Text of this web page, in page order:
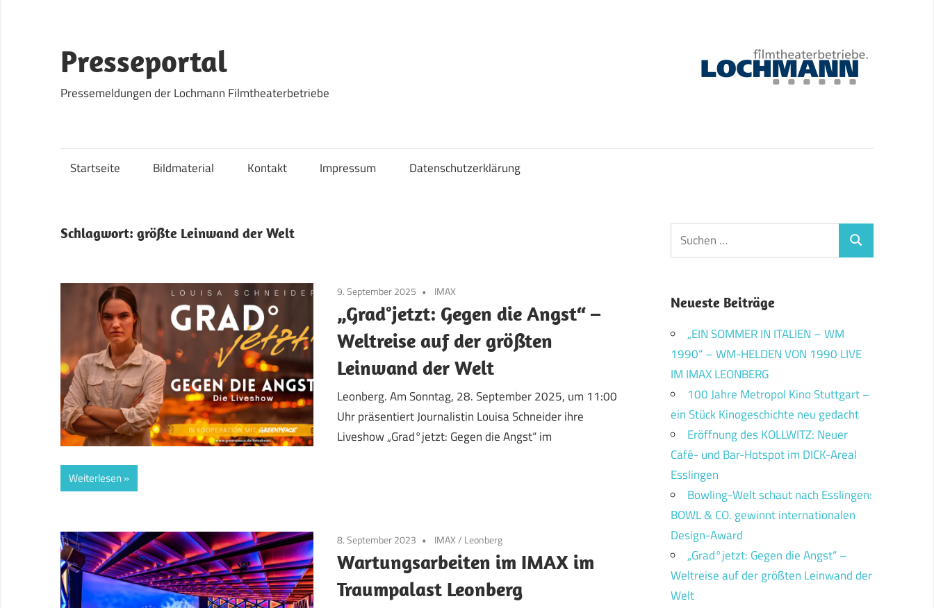
springen
Presseportal
Pressemeldungen der Lochmann Filmtheaterbetriebe
Startseite Bildmaterial Kontakt Impressum Datenschutzerklärung
Schlagwort: größte Leinwand der Welt
9. September 2025 IMAX
„Grad°jetzt: Gegen die Angst“ –
Weltreise auf der größten
Leinwand der Welt
Leonberg. Am Sonntag, 28. September 2025, um 11:00
Uhr präsentiert Journalistin Louisa Schneider ihre
Liveshow „Grad°jetzt: Gegen die Angst“ im
Weiterlesen
8. September 2023 IMAX/ Leonberg
Wartungsarbeiten im IMAX im
Traumpalast Leonberg
Suchen
nach:
Suchen
Neueste Beiträge
„EIN SOMMER IN ITALIEN – WM
1990“ – WM-HELDEN VON 1990 LIVE
IM IMAX LEONBERG
100 Jahre Metropol Kino Stuttgart –
ein Stück Kinogeschichte neu gedacht
Eröffnung des KOLLWITZ: Neuer
Café- und Bar-Hotspot im DICK-Areal
Esslingen
Bowling-Welt schaut nach Esslingen:
BOWL & CO. gewinnt internationalen
Design-Award
„Grad°jetzt: Gegen die Angst“ –
Weltreise auf der größten Leinwand der
Welt